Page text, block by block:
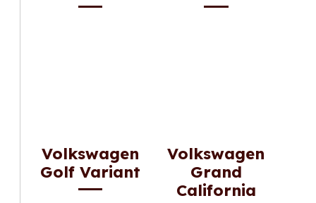
Volkswagen
Golf Variant
Volkswagen
Grand
California